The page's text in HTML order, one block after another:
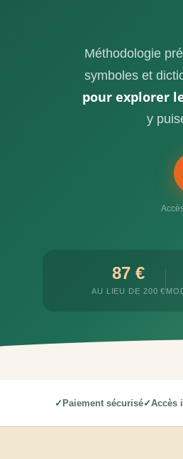
Méthodologie
symboles et
pour explorer
y
87 €
AU LIEU DE 200 €
Paiement sécurisé Accès